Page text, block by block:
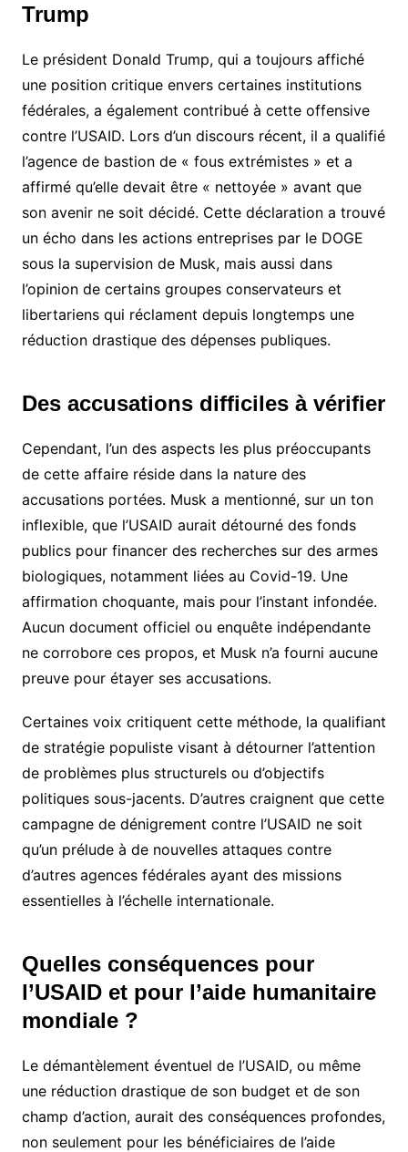
Trump
Le président Donald Trump, qui a toujours affiché
une position critique envers certaines institutions
fédérales, a également contribué à cette offensive
contre l’USAID. Lors d’un discours récent, il a qualifié
l’agence de bastion de « fous extrémistes » et a
affirmé qu’elle devait être « nettoyée » avant que
son avenir ne soit décidé. Cette déclaration a trouvé
un écho dans les actions entreprises par le DOGE
sous la supervision de Musk, mais aussi dans
l’opinion de certains groupes conservateurs et
libertariens qui réclament depuis longtemps une
réduction drastique des dépenses publiques.
Des accusations difficiles à vérifier
Cependant, l’un des aspects les plus préoccupants
de cette affaire réside dans la nature des
accusations portées. Musk a mentionné, sur un ton
inflexible, que l’USAID aurait détourné des fonds
publics pour financer des recherches sur des armes
biologiques, notamment liées au Covid-19. Une
affirmation choquante, mais pour l’instant infondée.
Aucun document officiel ou enquête indépendante
ne corrobore ces propos, et Musk n’a fourni aucune
preuve pour étayer ses accusations.
Certaines voix critiquent cette méthode, la qualifiant
de stratégie populiste visant à détourner l’attention
de problèmes plus structurels ou d’objectifs
politiques sous-jacents. D’autres craignent que cette
campagne de dénigrement contre l’USAID ne soit
qu’un prélude à de nouvelles attaques contre
d’autres agences fédérales ayant des missions
essentielles à l’échelle internationale.
Quelles conséquences pour
l’USAID et pour l’aide humanitaire
mondiale ?
Le démantèlement éventuel de l’USAID, ou même
une réduction drastique de son budget et de son
champ d’action, aurait des conséquences profondes,
non seulement pour les bénéficiaires de l’aide